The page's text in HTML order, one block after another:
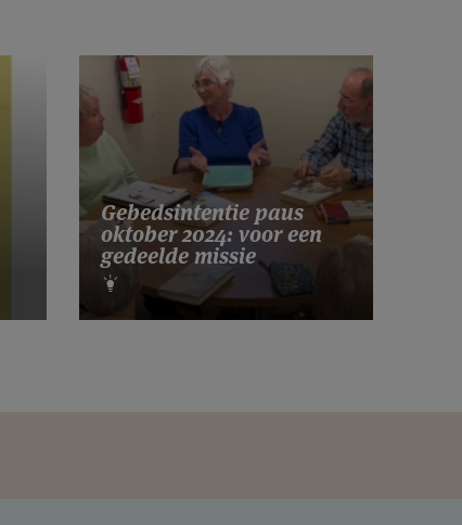
Gebedsintentie paus
oktober 2024: voor een
gedeelde missie